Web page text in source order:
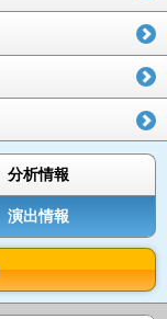
分析情報
演出情報